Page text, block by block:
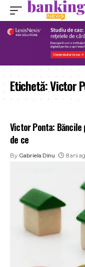
Etichetă:Victor
Victor Ponta: Băncile
de ce
By Gabriela Dinu 8 ani